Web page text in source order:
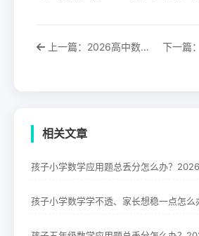
上一篇：2026高中数学辅导机构哪家好？最新全维
相关文章